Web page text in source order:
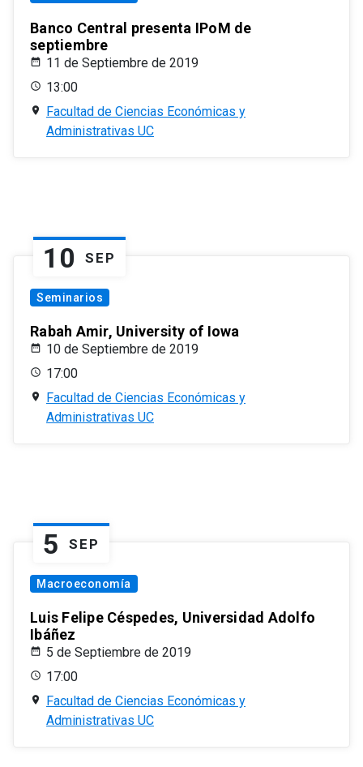
Banco Central presenta IPoM de
septiembre
11 de Septiembre de 2019
13:00
Facultad de Ciencias Económicas y
Administrativas UC
10 SEP
Seminarios
Rabah Amir, University of Iowa
10 de Septiembre de 2019
17:00
Facultad de Ciencias Económicas y
Administrativas UC
5 SEP
Macroeconomía
Luis Felipe Céspedes, Universidad Adolfo
Ibáñez
5 de Septiembre de 2019
17:00
Facultad de Ciencias Económicas y
Administrativas UC